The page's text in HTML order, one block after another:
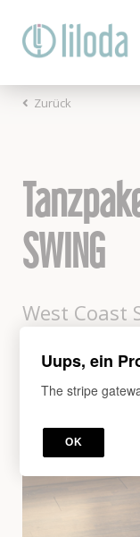
HOME
KONTAKT
BLOG
LOGIN
Zurück
SWING
West Coast
Uups, ein
The stripe
OK